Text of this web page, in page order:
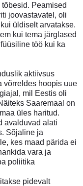
Peamised
joovastavatel, oli
üldiselt arvatakse.
kui tema järglased
töö kui ka
aktiivsus
võrreldes hoopis uue
mil Eestis oli
Saaremaal on
üles haritud.
avalduvad alati
Sõjaline ja
kes maad pärida ei
vara ja
poliitika
pidevalt